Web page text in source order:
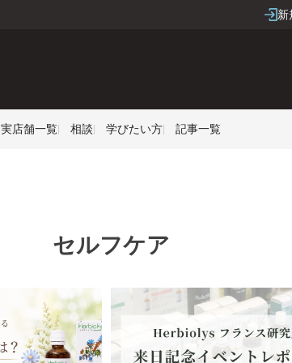
新
実店舗一覧 相談 学びたい方 記事一覧
セルフケア